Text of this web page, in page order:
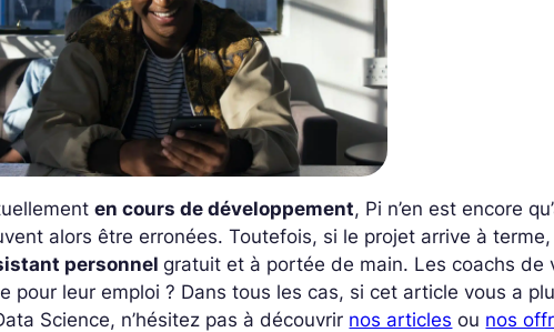
en cours de développement, Pi n’en est encore
alors être erronées. Toutefois, si le projet arrive à
personnel gratuit et à portée de main. Les coachs
pour leur emploi ? Dans tous les cas, si cet article vous a
Science, n’hésitez pas à découvrir nos articles ou nos